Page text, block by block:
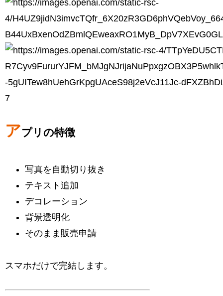
7
アプリの特徴
写真を自動切り抜き
テキスト追加
デコレーション
背景透明化
そのまま販売申請
スマホだけで完結します。